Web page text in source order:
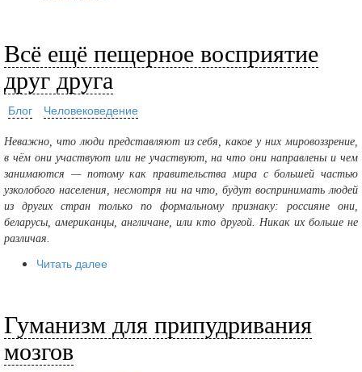
Всё ещё пещерное восприятие
друг друга
Блог Человековедение
Неважно, что люди представляют из себя, какое у них мировоззрение,
в чём они участвуют или не участвуют, на что они направлены и чем
занимаются — потому как правительства мира с большей частью
узколобого населения, несмотря ни на что, будут воспринимать людей
из других стран только по формальному признаку: россияне они,
беларусы, американцы, англичане, или кто другой. Никак их больше не
различая.
Читать далее
Гуманизм для припудривания
мозгов